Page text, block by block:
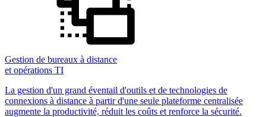
Gestion de bureaux à distance
et opérations TI
La gestion d'un grand éventail d'outils et de technologies de
connexions à distance à partir d'une seule plateforme centralisée
augmente la productivité, réduit les coûts et renforce la sécurité.